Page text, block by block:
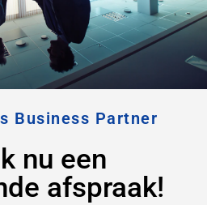
Business Partner
nu een
afspraak!